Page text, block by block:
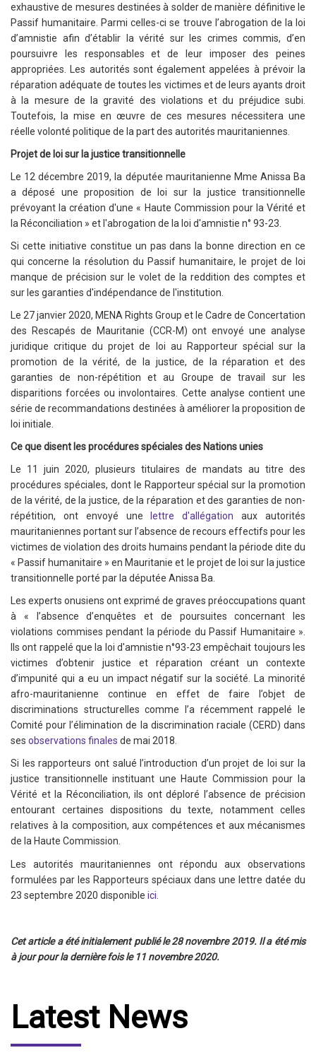
exhaustive de mesures destinées à solder de manière définitive le
Passif humanitaire. Parmi celles-ci se trouve l’abrogation de la loi
d’amnistie afin d’établir la vérité sur les crimes commis, d’en
poursuivre les responsables et de leur imposer des peines
appropriées. Les autorités sont également appelées à prévoir la
réparation adéquate de toutes les victimes et de leurs ayants droit
à la mesure de la gravité des violations et du préjudice subi.
Toutefois, la mise en œuvre de ces mesures nécessitera une
réelle volonté politique de la part des autorités mauritaniennes.
Projet de loi sur la justice transitionnelle
Le 12 décembre 2019, la députée mauritanienne Mme Anissa Ba
a déposé une proposition de loi sur la justice transitionnelle
prévoyant la création d'une « Haute Commission pour la Vérité et
la Réconciliation » et l'abrogation de la loi d'amnistie n° 93-23.
Si cette initiative constitue un pas dans la bonne direction en ce
qui concerne la résolution du Passif humanitaire, le projet de loi
manque de précision sur le volet de la reddition des comptes et
sur les garanties d'indépendance de l'institution.
Le 27 janvier 2020, MENA Rights Group et le Cadre de Concertation
des Rescapés de Mauritanie (CCR-M) ont envoyé une analyse
juridique critique du projet de loi au Rapporteur spécial sur la
promotion de la vérité, de la justice, de la réparation et des
garanties de non-répétition et au Groupe de travail sur les
disparitions forcées ou involontaires. Cette analyse contient une
série de recommandations destinées à améliorer la proposition de
loi initiale.
Ce que disent les procédures spéciales des Nations unies
Le 11 juin 2020, plusieurs titulaires de mandats au titre des
procédures spéciales, dont le Rapporteur spécial sur la promotion
de la vérité, de la justice, de la réparation et des garanties de non-
répétition, ont envoyé une
lettre d'allégation aux autorités
mauritaniennes portant sur l’absence de recours effectifs pour les
victimes de violation des droits humains pendant la période dite du
« Passif humanitaire » en Mauritanie et le projet de loi sur la justice
transitionnelle porté par la députée Anissa Ba.
Les experts onusiens ont exprimé de graves préoccupations quant
à « l’absence d’enquêtes et de poursuites concernant les
violations commises pendant la période du Passif Humanitaire ».
Ils ont rappelé que la loi d'amnistie n°93-23 empêchait toujours les
victimes d’obtenir justice et réparation créant un contexte
d’impunité qui a eu un impact négatif sur la société. La minorité
afro-mauritanienne continue en effet de faire l’objet de
discriminations structurelles comme l’a récemment rappelé le
Comité pour l’élimination de la discrimination raciale (CERD) dans
ses observations finales de mai 2018.
Si les rapporteurs ont salué l’introduction d’un projet de loi sur la
justice transitionnelle instituant une Haute Commission pour la
Vérité et la Réconciliation, ils ont déploré l’absence de précision
entourant certaines dispositions du texte, notamment celles
relatives à la composition, aux compétences et aux mécanismes
de la Haute Commission.
Les autorités mauritaniennes ont répondu aux observations
formulées par les Rapporteurs spéciaux dans une lettre datée du
23 septembre 2020 disponible ici
Cet article a été initialement publié le 28 novembre 2019. Il a été mis
à jour pour la dernière fois le 11 novembre 2020.
Latest News